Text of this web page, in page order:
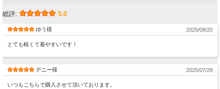
総評: 5.0
ゆう様 2025/08/20
とても軽くて着やすいです！
デニー様 2025/07/28
いつもこちらで購入させて頂いております。